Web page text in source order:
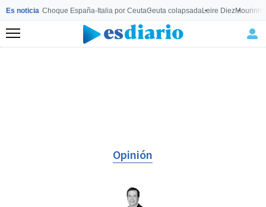
Es noticia Choque España-Italia por CeutaCeuta colapsadaLeire Diez
Menú
Opinión